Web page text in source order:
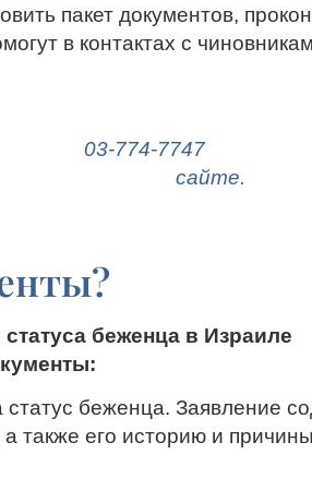
пакет документов,
в контактах с
03-774-7747
сайте.
беженца в Израиле
беженца. Заявление
также его историю и